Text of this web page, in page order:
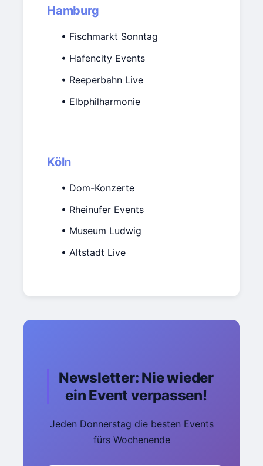
Hamburg
• Fischmarkt Sonntag
• Hafencity Events
• Reeperbahn Live
• Elbphilharmonie
Köln
• Dom-Konzerte
• Rheinufer Events
• Museum Ludwig
• Altstadt Live
Newsletter: Nie wieder
ein Event verpassen!
Jeden Donnerstag die besten Events
fürs Wochenende